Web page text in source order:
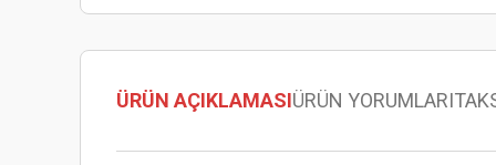
ÜRÜN AÇIKLAMASIÜRÜN YORUMLARI